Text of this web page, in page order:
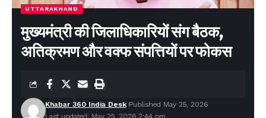
UTTARAKHAND
मुख्यमंत्री की जिलाधिकारियों संग बैठक,
अतिक्रमण और वक्फ संपत्तियों पर फोकस
Last updated: May 25, 2026 2:44 pm
Khabar 360 India Desk Published May 25, 2026